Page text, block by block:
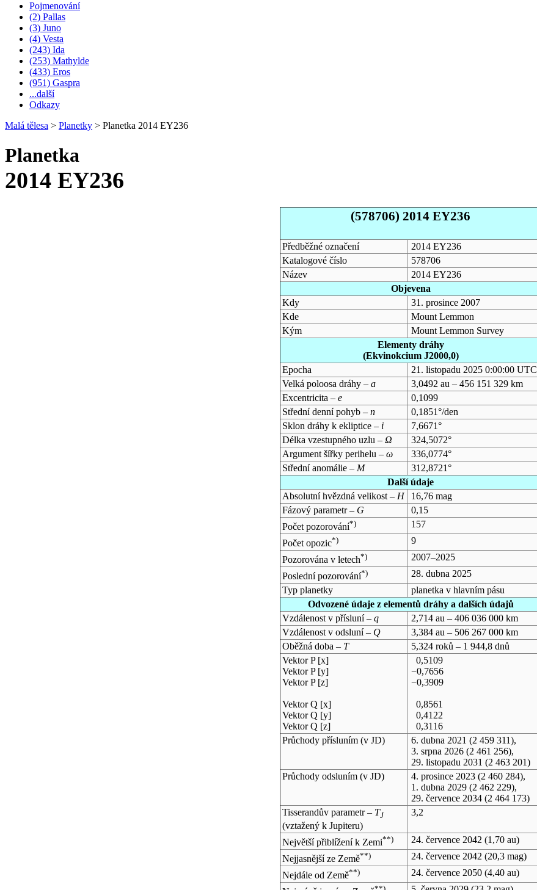
Pojmenování
(2) Pallas
(3) Juno
(4) Vesta
(243) Ida
(253) Mathylde
(433) Eros
(951) Gaspra
...další
Odkazy
Malá tělesa > Planetky > Planetka 2014 EY236
Planetka
2014 EY236
(578706) 2014 EY236
Předběžné označení
2014 EY236
Katalogové číslo
578706
Název
2014 EY236
Objevena
Kdy
31. prosince 2007
Kde
Mount Lemmon
Kým
Mount Lemmon Survey
Elementy dráhy
(Ekvinokcium J2000,0)
Epocha
21. listopadu 2025 0:00:00 UTC
Velká poloosa dráhy – a
3,0492 au – 456 151 329 km
Excentricita – e
0,1099
Střední denní pohyb – n
0,1851°/den
Sklon dráhy k ekliptice – i
7,6671°
Délka vzestupného uzlu – Ω
324,5072°
Argument šířky perihelu – ω
336,0774°
Střední anomálie – M
312,8721°
Další údaje
Absolutní hvězdná velikost – H
16,76 mag
Fázový parametr – G
0,15
Počet pozorování*)
157
Počet opozic*)
9
Pozorována v letech*)
2007–2025
Poslední pozorování*)
28. dubna 2025
Typ planetky
planetka v hlavním pásu
Odvozené údaje z elementů dráhy a dalších údajů
Vzdálenost v přísluní – q
2,714 au – 406 036 000 km
Vzdálenost v odsluní – Q
3,384 au – 506 267 000 km
Oběžná doba – T
5,324 roků – 1 944,8 dnů
Vektor P [x]
Vektor P [y]
Vektor P [z]
Vektor Q [x]
Vektor Q [y]
Vektor Q [z]
0,5109
−0,7656
−0,3909
0,8561
0,4122
0,3116
Průchody přísluním (v JD) 6. dubna 2021 (2 459 311),
3. srpna 2026(2 461 256),
29. listopadu 2031 (2 463 201)
Průchody odsluním (v JD) 4. prosince 2023(2 460 284),
1. dubna 2029(2 462 229),
29. července 2034(2 464 173)
Tisserandův parametr – TJ
(vztažený k Jupiteru)
3,2
Největší přiblížení k Zemi**) 24. července 2042 (1,70 au)
Nejjasnější ze Země**) 24. července 2042 (20,3 mag)
Nejdále od Země**) 24. července 2050(4,40 au)